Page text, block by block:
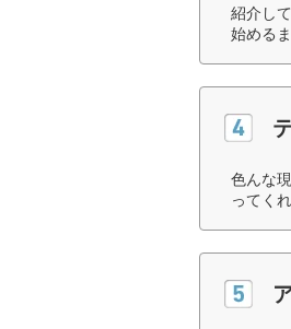
紹介し
始める
色んな
ってく